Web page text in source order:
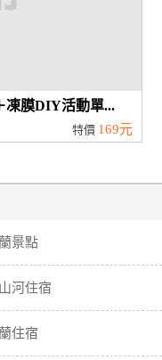
凍膜DIY活動單...
特價 169元
景點
河住宿
住宿